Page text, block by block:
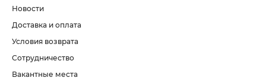
Новости
Доставка и оплата
Условия возврата
Сотрудничество
Вакантные места